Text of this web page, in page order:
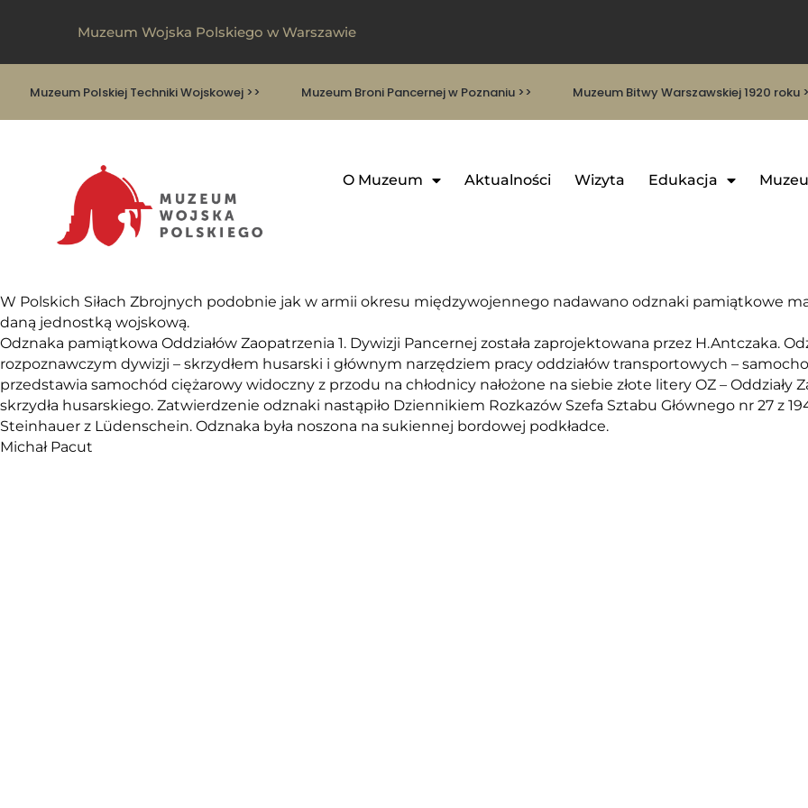
Muzeum Wojska Polskiego w Warszawie
Muzeum Polskiej Techniki Wojskowej >> Muzeum Broni Pancernej w Poznaniu >> Muzeum Bitwy Warszawskiej 1920 roku
O Muzeum Aktualności Wizyta Edukacja
W Polskich Siłach Zbrojnych podobnie jak w armii okresu międzywojennego nadawano odznaki pamiątkowe
daną jednostką wojskową.
Odznaka pamiątkowa Oddziałów Zaopatrzenia 1. Dywizji Pancernej została zaprojektowana przez H.Antczaka.
rozpoznawczym dywizji – skrzydłem husarski i głównym narzędziem pracy oddziałów transportowych –
przedstawia samochód ciężarowy widoczny z przodu na chłodnicy nałożone na siebie złote litery OZ –
skrzydła husarskiego. Zatwierdzenie odznaki nastąpiło Dziennikiem Rozkazów Szefa Sztabu Głównego nr 27 z
Steinhauer z Lüdenschein. Odznaka była noszona na sukiennej bordowej podkładce.
Michał Pacut